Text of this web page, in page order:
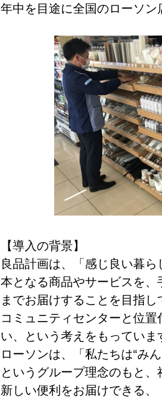
年中を目途に全国のローソ
【導入の背景】
良品計画は、「感じ良い暮
本となる商品やサービスを
までお届けすることを目指
コミュニティセンターと位
い、という考えをもっていま
ローソンは、「私たちは“み
というグループ理念のもと
新しい便利をお届けできる